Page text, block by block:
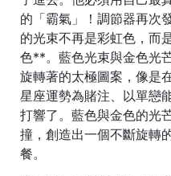
的「霸氣」！調節器再次
的光束不再是彩虹色，而
色**。藍色光束與金色光
旋轉著的太極圖案，像是
星座運勢為賭注、以單戀
打響了。藍色與金色的光
撞，創造出一個不斷旋轉
餐。